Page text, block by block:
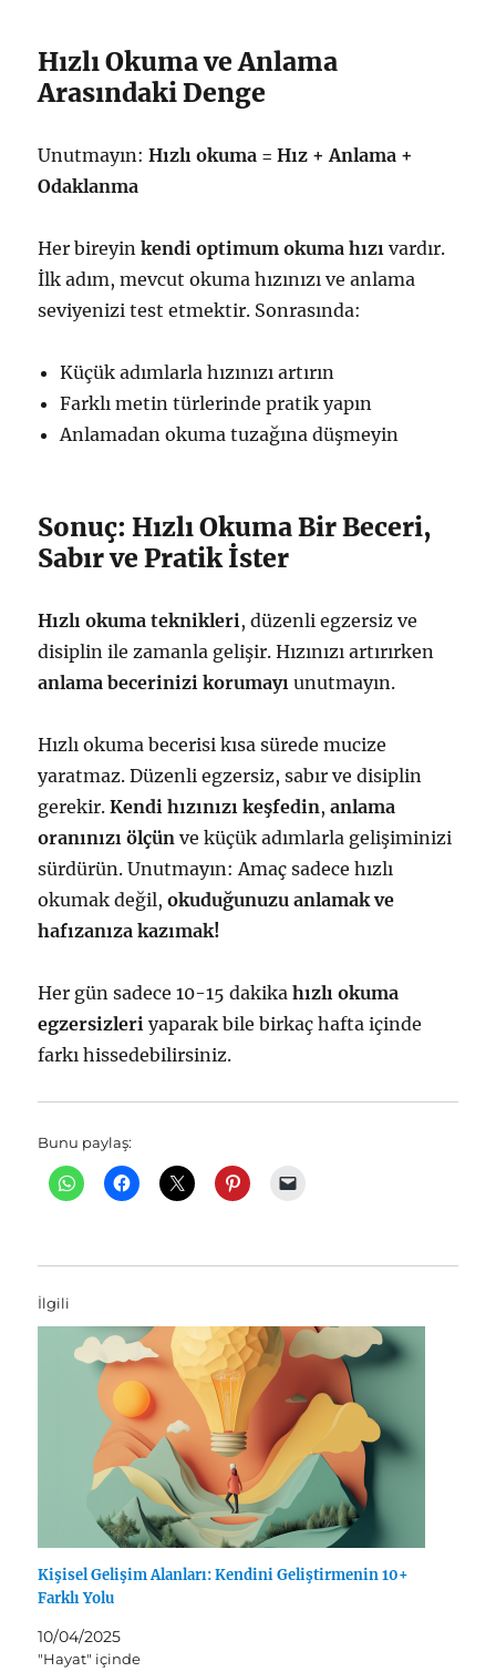
Hızlı Okuma ve Anlama
Arasındaki Denge
Unutmayın:Hızlı okuma = Hız + Anlama +
Odaklanma
Her bireyinkendi optimum okuma hızı vardır.
İlk adım, mevcut okuma hızınızı ve anlama
seviyenizi test etmektir. Sonrasında:
Küçük adımlarla hızınızı artırın
Farklı metin türlerinde pratik yapın
Anlamadan okuma tuzağına düşmeyin
Sonuç: Hızlı Okuma Bir Beceri,
Sabır ve Pratik İster
Hızlı okuma teknikleri, düzenli egzersiz ve
disiplin ile zamanla gelişir. Hızınızı artırırken
anlama becerinizi korumayı unutmayın.
Hızlı okuma becerisi kısa sürede mucize
yaratmaz. Düzenli egzersiz, sabır ve disiplin
gerekir.Kendi hızınızı keşfedin,anlama
oranınızı ölçün ve küçük adımlarla gelişiminizi
sürdürün. Unutmayın: Amaç sadece hızlı
okumak değil,okuduğunuzu anlamak ve
hafızanıza kazımak!
Her gün sadece 10-15 dakikahızlı okuma
egzersizleri yaparak bile birkaç hafta içinde
farkı hissedebilirsiniz.
Bunu paylaş:
İlgili
Kişisel Gelişim Alanları: Kendini Geliştirmenin 10+
Farklı Yolu
10/04/2025
"Hayat" içinde